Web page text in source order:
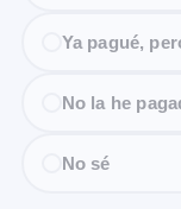
Ya pagué,
No la he
No sé